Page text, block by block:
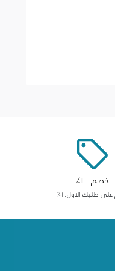
خصم ١٠٪
طلبك الاول١٠٪